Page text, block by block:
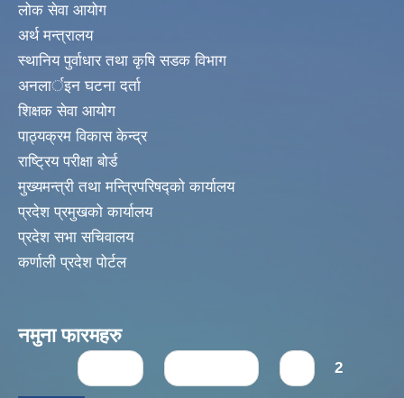
लोक सेवा आयोग
अर्थ मन्त्रालय
स्थानिय पुर्वाधार तथा कृषि सडक विभाग
अनलार्इन घटना दर्ता
शिक्षक सेवा आयोग
पाठ्यक्रम विकास केन्द्र
राष्ट्रिय परीक्षा बोर्ड
मुख्यमन्त्री तथा मन्त्रिपरिषद्को कार्यालय
प्रदेश प्रमुखको कार्यालय
प्रदेश सभा सचिवालय
कर्णाली प्रदेश पोर्टल
नमुना फारमहरु
Pages 2